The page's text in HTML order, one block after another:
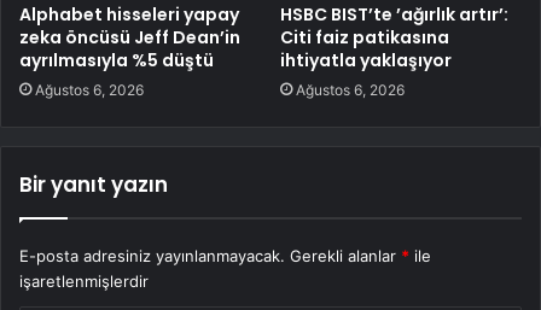
Alphabet hisseleri yapay
zeka öncüsü Jeff Dean’in
ayrılmasıyla %5 düştü
Ağustos 6, 2026
HSBC BIST’te ’ağırlık artır’:
Citi faiz patikasına
ihtiyatla yaklaşıyor
Ağustos 6, 2026
Bir yanıt yazın
E-posta adresiniz yayınlanmayacak. Gerekli alanlar * ile
işaretlenmişlerdir